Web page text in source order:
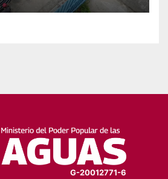
G-20012771-6